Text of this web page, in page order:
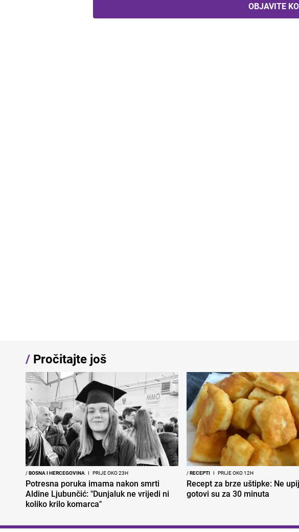
OBJAVITE
/ Pročitajte još
/BOSNA I HERCEGOVINA I PRIJE OKO 23H
Potresna poruka imama nakon smrti
Aldine Ljubunčić: "Dunjaluk ne vrijedi ni
koliko krilo komarca"
/RECEPTI I PRIJE OKO 12H
Recept za brze uštipke: Ne
gotovi su za 30 minuta